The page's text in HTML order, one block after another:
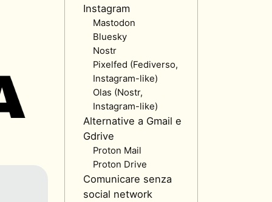
Instagram
Mastodon
Bluesky
Nostr
Pixelfed (Fediverso,
Instagram-like)
Olas (Nostr,
Instagram-like)
Alternative a Gmail e
Gdrive
Proton Mail
Proton Drive
Comunicare senza
social network